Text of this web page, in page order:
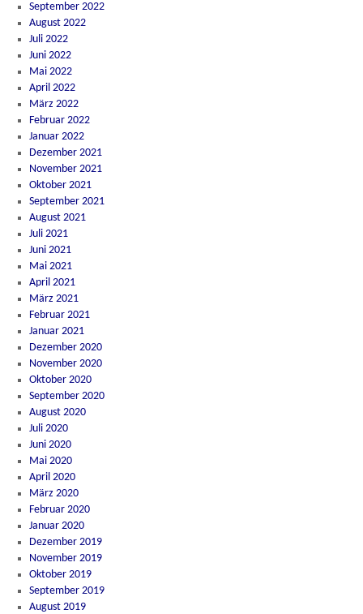
September 2022
August 2022
Juli 2022
Juni 2022
Mai 2022
April 2022
März 2022
Februar 2022
Januar 2022
Dezember 2021
November 2021
Oktober 2021
September 2021
August 2021
Juli 2021
Juni 2021
Mai 2021
April 2021
März 2021
Februar 2021
Januar 2021
Dezember 2020
November 2020
Oktober 2020
September 2020
August 2020
Juli 2020
Juni 2020
Mai 2020
April 2020
März 2020
Februar 2020
Januar 2020
Dezember 2019
November 2019
Oktober 2019
September 2019
August 2019